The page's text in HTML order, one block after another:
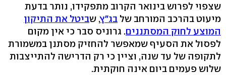
שצפוי לפרוש בינואר הקרוב מתפקידו, נותר בדעת
מיעוט בהרכב המורחב של בג"ץ, שביטל את התיקון
המוצע לחוק המסתננים. גרוניס סבר כי אין מקום
לפסול את הסעיף שמאפשר להחזיק מסתנן במשמורת
לתקופה של עד שנה, וציין כי רק הדרישה להתייצבות
שלוש פעמים ביום אינה חוקתית.